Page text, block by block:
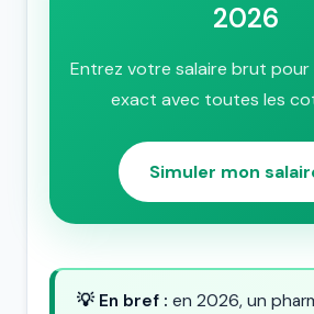
2026
Entrez votre salaire brut
exact avec toutes les
Simuler mon
💡 En bref : en 2026, un